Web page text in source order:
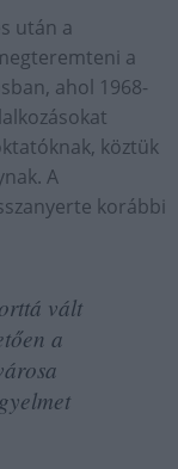
után a
a
ahol 1968-
köztük
A
korábbi
vált
a